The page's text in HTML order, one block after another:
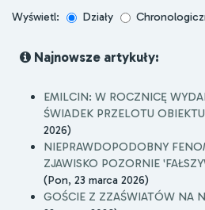
Wyświetl: Działy
Najnowsze artykuły:
EMILCIN: W ROCZNICĘ
ŚWIADEK PRZELOTU
2026)
NIEPRAWDOPODOBNY
ZJAWISKO POZORNIE
(Pon, 23 marca 2026)
GOŚCIE Z ZZAŚWIATÓW NA